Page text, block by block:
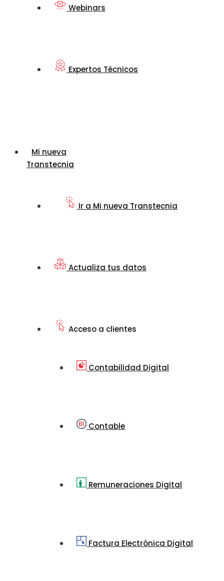
Webinars
Expertos Técnicos
Mi nueva
Transtecnia
Ir a Mi nueva Transtecnia
Actualiza tus datos
Acceso a clientes
Contabilidad Digital
Contable
Remuneraciones Digital
Factura Electrónica Digital